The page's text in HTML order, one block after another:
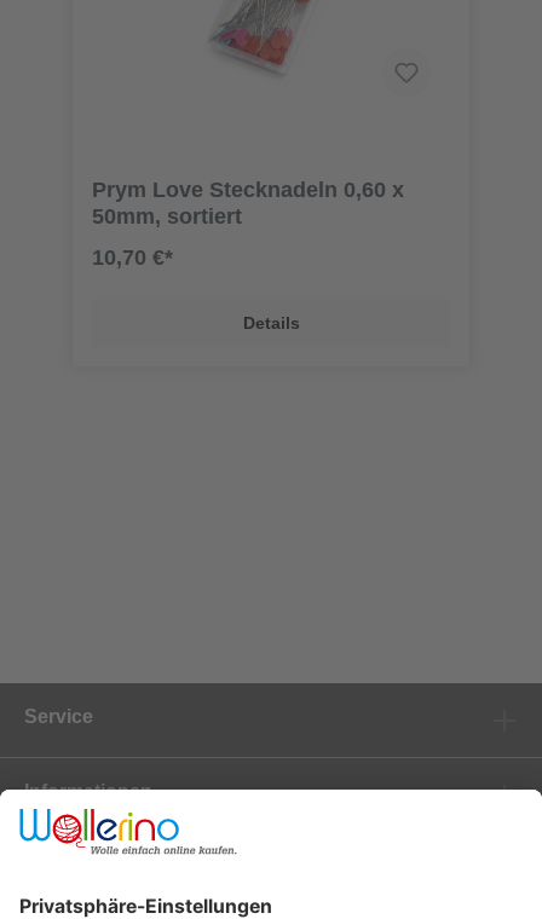
Prym Love Stecknadeln 0,60 x
50mm, sortiert
10,70 €*
Details
Service
Informationen